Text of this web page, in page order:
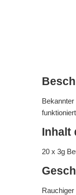
Inhalt
20 x 3g